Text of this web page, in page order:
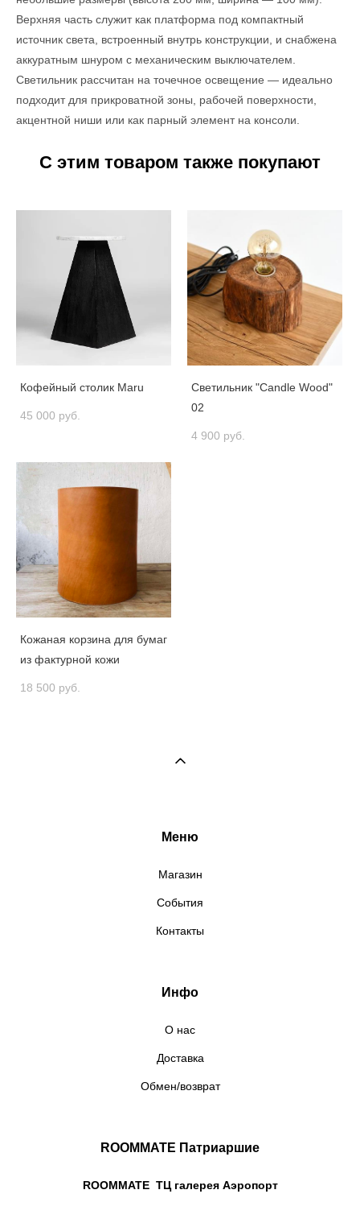
Верхняя часть служит как платформа под компактный
источник света, встроенный внутрь конструкции, и снабжена
аккуратным шнуром с механическим выключателем.
Светильник рассчитан на точечное освещение — идеально
подходит для прикроватной зоны, рабочей поверхности,
акцентной ниши или как парный элемент на консоли.
С этим товаром также покупают
Кофейный столик Maru
45 000 pуб.
Светильник "Candle Wood"
02
4 900 pуб.
Кожаная корзина для бумаг
из фактурной кожи
18 500 pуб.
Меню
Магазин
События
Контакты
Инфо
О нас
Доставка
Обмен/возврат
ROOMMATE Патриаршие
ROOMMATE ТЦ галерея Аэропорт